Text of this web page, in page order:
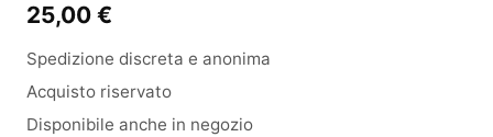
25,00 €
Spedizione discreta e anonima
Acquisto riservato
Disponibile anche in negozio